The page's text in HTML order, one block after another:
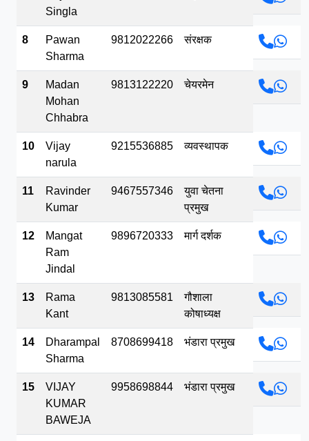
Singla
8
Pawan
Sharma
9812022266 संरक्षक
9
Madan
Mohan
Chhabra
9813122220 चेयरमेन
10
Vijay
narula
9215536885 व्यवस्थापक
11
Ravinder
Kumar
9467557346
युवा चेतना
प्रमुख
12
Mangat
Ram
Jindal
9896720333 मार्ग दर्शक
13
Rama
Kant
9813085581
गौशाला
कोषाध्यक्ष
14
Dharampal
Sharma
8708699418 भंडारा प्रमुख
15
VIJAY
KUMAR
BAWEJA
9958698844 भंडारा प्रमुख